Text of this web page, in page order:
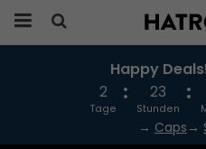
Das Produkt wurde
Happy
2
Tage
23
Stunden
→ Caps →